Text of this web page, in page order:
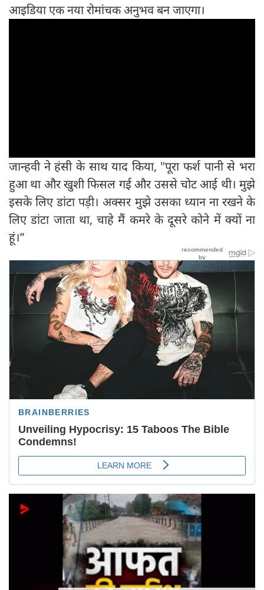
आइडिया एक नया रोमांचक अनुभव बन जाएगा।
जान्हवी ने हंसी के साथ याद किया, "पूरा फर्श पानी से भरा
हुआ था और खुशी फिसल गई और उससे चोट आई थी। मुझे
इसके लिए डांटा पड़ी। अक्सर मुझे उसका ध्यान ना रखने के
लिए डांटा जाता था, चाहे मैं कमरे के दूसरे कोने में क्यों ना
हूं।”